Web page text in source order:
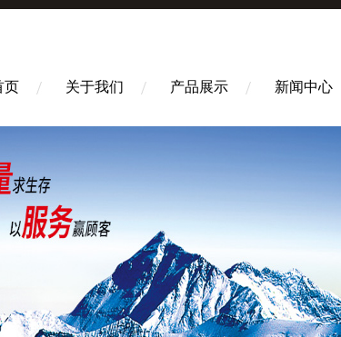
页 关于我们 产品展示 新闻中心